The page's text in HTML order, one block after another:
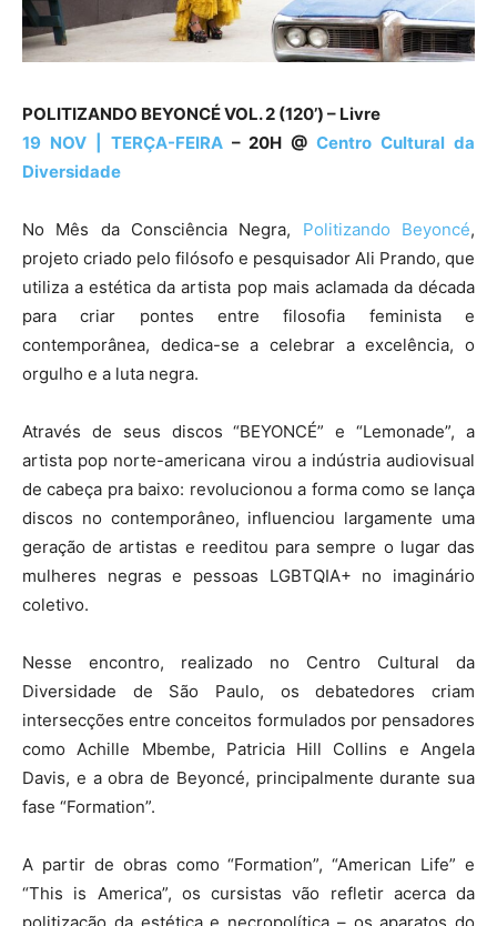
POLITIZANDO BEYONCÉ VOL. 2 (120’) – Livre
19 NOV | TERÇA-FEIRA– 20H @Centro Cultural da
Diversidade
No Mês da Consciência Negra, Politizando Beyoncé,
projeto criado pelo filósofo e pesquisador Ali Prando, que
utiliza a estética da artista pop mais aclamada da década
para criar pontes entre filosofia feminista e
contemporânea, dedica-se a celebrar a excelência, o
orgulho e a luta negra.
Através de seus discos “BEYONCÉ” e “Lemonade”, a
artista pop norte-americana virou a indústria audiovisual
de cabeça pra baixo: revolucionou a forma como se lança
discos no contemporâneo, influenciou largamente uma
geração de artistas e reeditou para sempre o lugar das
mulheres negras e pessoas LGBTQIA+ no imaginário
coletivo.
Nesse encontro, realizado no Centro Cultural da
Diversidade de São Paulo, os debatedores criam
intersecções entre conceitos formulados por pensadores
como Achille Mbembe, Patricia Hill Collins e Angela
Davis, e a obra de Beyoncé, principalmente durante sua
fase “Formation”.
A partir de obras como “Formation”, “American Life” e
“This is America”, os cursistas vão refletir acerca da